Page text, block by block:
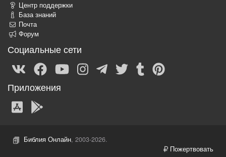
Центр поддержки
База знаний
Почта
Форум
Социальные сети
Приложения
Библия Онлайн, 2003-2026.
Пожертвовать